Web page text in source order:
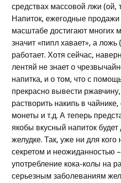
средствах массовой лжи (ой,
Напиток, ежегодные
масштабе достигают многих
значит «пипл хавает», а ложь
работает. Хотя сейчас,
лентяй не знает о
напитка, и о том, что с
прекрасно вывести
растворить накипь в
монеты и т.д. А теперь
якобы вкусный напиток
желудке. Так, уже ни для
секретом и неожиданностью
употребление кока-колы на
серьезным заболеваниям